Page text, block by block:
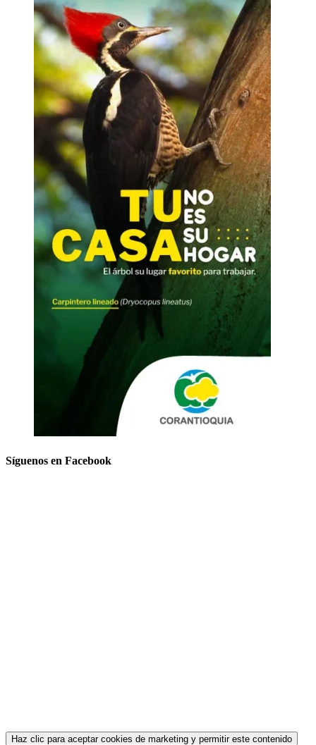
Síguenos en Facebook
Haz clic para aceptar cookies de marketing y permitir este contenido